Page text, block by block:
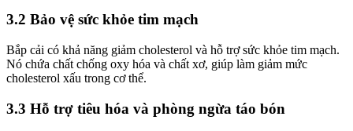
3.2 Bảo vệ sức khỏe tim mạch
Bắp cải có khả năng giảm cholesterol và hỗ trợ sức khỏe tim mạch.
Nó chứa chất chống oxy hóa và chất xơ, giúp làm giảm mức
cholesterol xấu trong cơ thể.
3.3 Hỗ trợ tiêu hóa và phòng ngừa táo bón